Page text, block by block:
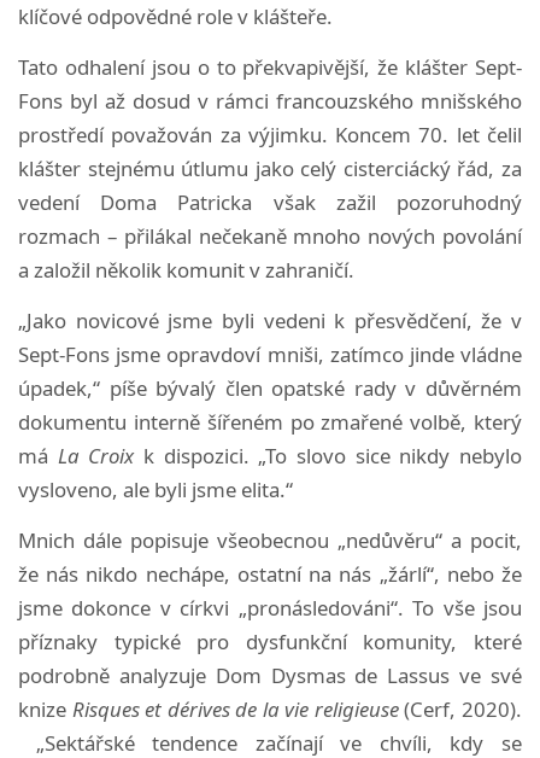
klíčové odpovědné role v klášteře.
Tato odhalení jsou o to překvapivější, že klášter Sept-
Fons byl až dosud v rámci francouzského mnišského
prostředí považován za výjimku. Koncem 70. let čelil
klášter stejnému útlumu jako celý cisterciácký řád, za
vedení Doma Patricka však zažil pozoruhodný
rozmach – přilákal nečekaně mnoho nových povolání
a založil několik komunit v zahraničí.
„Jako novicové jsme byli vedeni k přesvědčení, že v
Sept-Fons jsme opravdoví mniši, zatímco jinde vládne
úpadek,“ píše bývalý člen opatské rady v důvěrném
dokumentu interně šířeném po zmařené volbě, který
má La Croixk dispozici. „To slovo sice nikdy nebylo
vysloveno, ale byli jsme elita.“
Mnich dále popisuje všeobecnou „nedůvěru“ a pocit,
že nás nikdo nechápe, ostatní na nás „žárlí“, nebo že
jsme dokonce v církvi „pronásledováni“. To vše jsou
příznaky typické pro dysfunkční komunity, které
podrobně analyzuje Dom Dysmas de Lassus ve své
knize Risques et dérives de la vie religieuse(Cerf, 2020).
„Sektářské tendence začínají ve chvíli, kdy se